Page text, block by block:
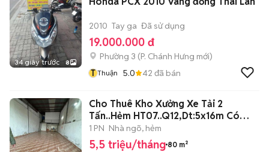
34 giây trước 8
2010 Tay ga Đã sử dụng
19.000.000 đ
Phường 3 (P. Chánh Hưng mới)
T Thuận 5.0 42 đã bán
Cho Thuê Kho Xưởng Xe Tải 2
Tấn..Hẻm HT07..Q12,Dt:5x16m Có
Điện 3f
1 PN Nhà ngõ, hẻm
5,5 triệu/tháng 80 m²